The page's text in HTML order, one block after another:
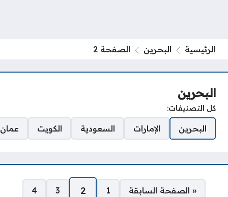
الرئيسية البحرين الصفحة 2
البحرين
كل التصنيفات:
الإمارات البحرين السعودية الكويت عمان
صفحات:
« الصفحة السابقة 1
2
3
4